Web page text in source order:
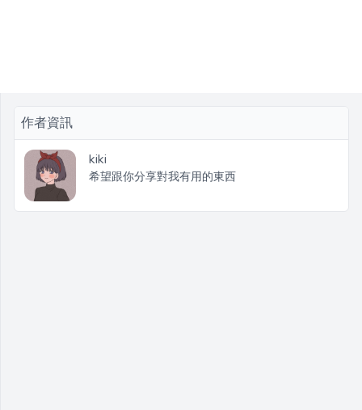
作者資訊
kiki
希望跟你分享對我有用的東西